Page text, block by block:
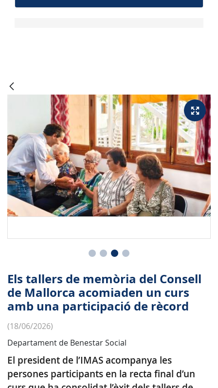
Els tallers de memòria del Consell
de Mallorca acomiaden un curs
amb una participació de rècord
(18/06/2026)
Departament de Benestar Social
El president de l’IMAS acompanya les
persones participants en la recta final d’un